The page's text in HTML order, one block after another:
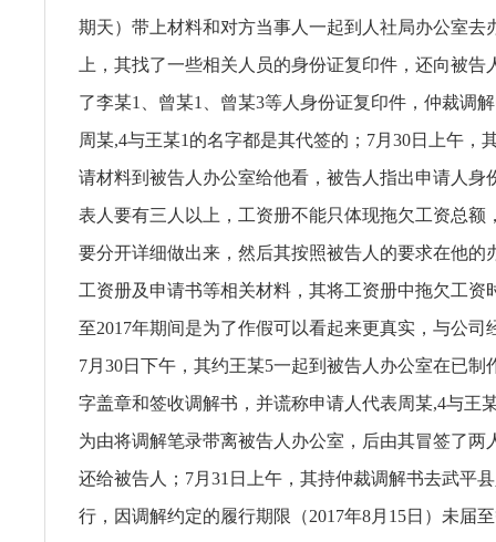
期天）带上材料和对方当事人一起到人社局办公室去
上，其找了一些相关人员的身份证复印件，还向被告
了李某1、曾某1、曾某3等人身份证复印件，仲裁调
周某,4与王某1的名字都是其代签的；7月30日上午，
请材料到被告人办公室给他看，被告人指出申请人身
表人要有三人以上，工资册不能只体现拖欠工资总额
要分开详细做出来，然后其按照被告人的要求在他的
工资册及申请书等相关材料，其将工资册中拖欠工资
至2017年期间是为了作假可以看起来更真实，与公司
7月30日下午，其约王某5一起到被告人办公室在已制
字盖章和签收调解书，并谎称申请人代表周某,4与王
为由将调解笔录带离被告人办公室，后由其冒签了两
还给被告人；7月31日上午，其持仲裁调解书去武平
行，因调解约定的履行期限（2017年8月15日）未届